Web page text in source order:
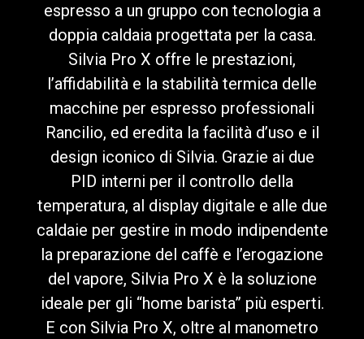
espresso a un gruppo con tecnologia a
doppia caldaia progettata per la casa.
Silvia Pro X offre le prestazioni,
l’affidabilità e la stabilità termica delle
macchine per espresso professionali
Rancilio, ed eredita la facilità d’uso e il
design iconico di Silvia. Grazie ai due
PID interni per il controllo della
temperatura, al display digitale e alle due
caldaie per gestire in modo indipendente
la preparazione del caffè e l’erogazione
del vapore, Silvia Pro X è la soluzione
ideale per gli “home barista” più esperti.
E con Silvia Pro X, oltre al manometro
Connect
Contattaci